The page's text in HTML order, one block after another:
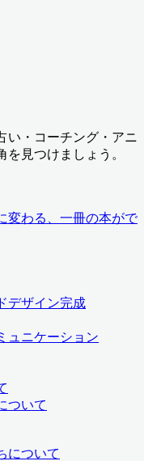
い・コーチング・アニ
見つけましょう。
変わる、一冊の本がで
デザイン完成
ュニケーション
ついて
について